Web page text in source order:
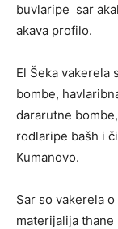
buvlaripe sar
akava profilo.
El Šeka vakerela
bombe,
dararutne
rodlaripe bašh i
Kumanovo.
Sar so vakerela
materijalija